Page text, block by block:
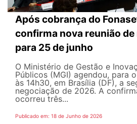
Após cobrança do
confirma nova reunião
para 25 de junho
O Ministério de Gestão e
Públicos (MGI) agendou, para
às 14h30, em Brasília (DF), a
negociação de 2026. A
ocorreu três...
Publicado em: 18 de Junho de 2026